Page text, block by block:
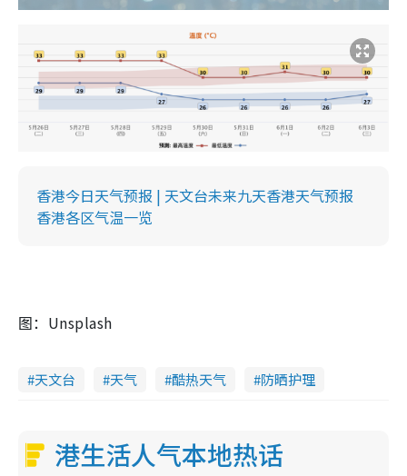
香港今日天气预报 | 天文台未来九天香港天气预报
香港各区气温一览
图：Unsplash
天文台 天气 酷热天气 防晒护理
港生活人气本地热话